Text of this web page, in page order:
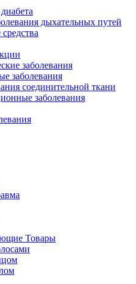
дыхательных путей
заболевания
заболевания
соединительной ткани
заболевания
Товары